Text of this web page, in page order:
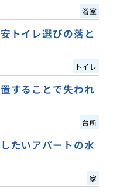
浴室
トイレ選びの落と
トイレ
することで失われ
台所
たいアパートの水
家